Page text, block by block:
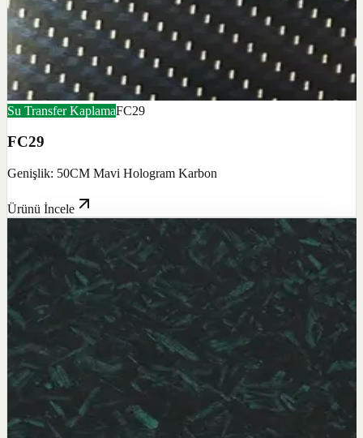
Su Transfer KaplamaFC29
FC29
Genişlik: 50CM Mavi Hologram Karbon
Ürünü İncele